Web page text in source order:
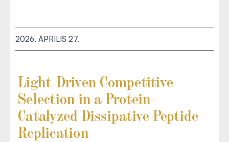
2026. ÁPRILIS 27.
Light-Driven Competitive
Selection in a Protein-
Catalyzed Dissipative Peptide
Replication